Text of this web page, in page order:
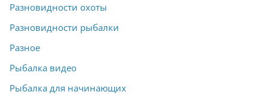
Разновидности охоты
Разновидности рыбалки
Разное
Рыбалка видео
Рыбалка для начинающих